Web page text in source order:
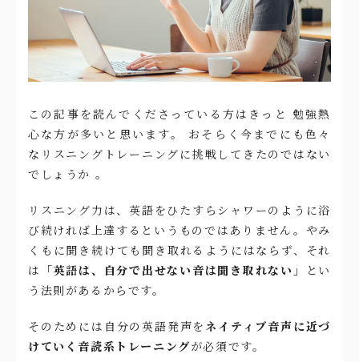
この記事を読んでくださっている方はきっと 勉強熱
心な方が多いと思います。 おそらく今までにも色々
なリスニングトレーニングに挑戦してきたのではない
でしょうか 。
リスニング力は、英語をひたすらシャワーのように浴
び続ければ上達するというものではありません。やみ
くもに聞き続けても聞き取れるようにはならず、それ
は 「英語は、自分で出せない音は聞き取れない」
とい
う法則があるからです。
そのためには自分の英語発声を ネイティブ音声に近づ
けていく音読系トレーニングが必須です。